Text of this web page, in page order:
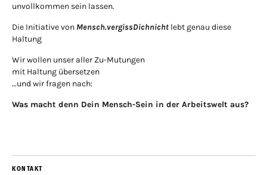
unvollkommen sein lassen.
Die Initiative von Mensch.vergissDichnicht lebt genau diese
Haltung
Wir wollen unser aller Zu-Mutungen
mit Haltung übersetzen
…und wir fragen nach:
Was macht denn Dein Mensch-Sein in der Arbeitswelt aus?
KONTAKT